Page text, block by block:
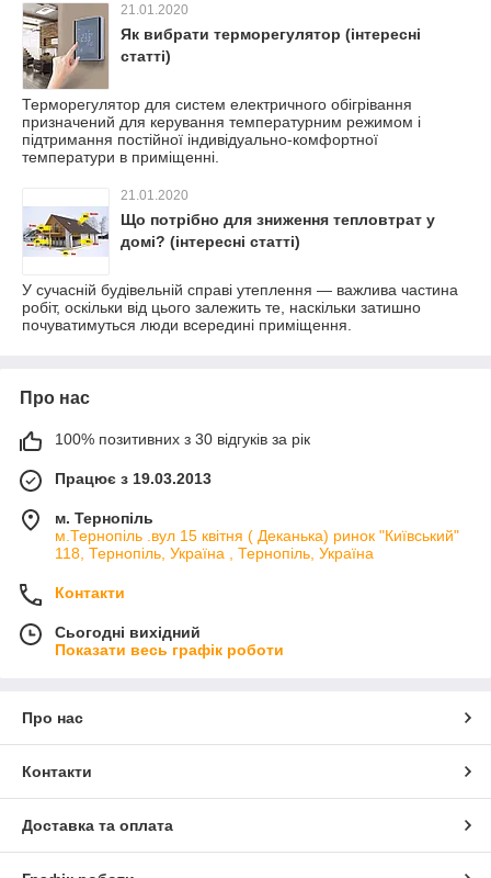
21.01.2020
Як вибрати терморегулятор (інтересні
статті)
Терморегулятор для систем електричного обігрівання
призначений для керування температурним режимом і
підтримання постійної індивідуально-комфортної
температури в приміщенні.
21.01.2020
Що потрібно для зниження тепловтрат у
домі? (інтересні статті)
У сучасній будівельній справі утеплення — важлива частина
робіт, оскільки від цього залежить те, наскільки затишно
почуватимуться люди всередині приміщення.
Про нас
100% позитивних з 30 відгуків за рік
Працює з 19.03.2013
м. Тернопіль
м.Тернопіль .вул 15 квітня ( Деканька) ринок "Київський"
118, Тернопіль, Україна , Тернопіль, Україна
Контакти
Сьогодні вихідний
Показати весь графік роботи
Про нас
Контакти
Доставка та оплата